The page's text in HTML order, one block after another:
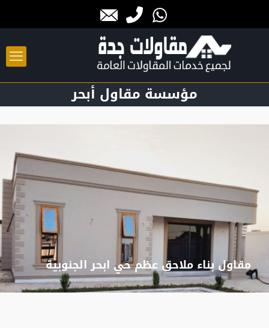
مؤسسة مقاول أبحر
مقاول بناء ملاحق عظم حي ابحر الجنوبية